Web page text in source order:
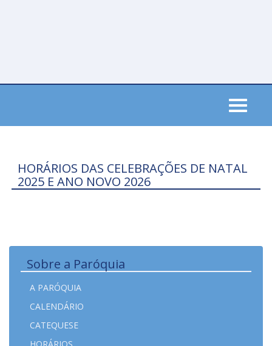
Toggle
HORÁRIOS DAS CELEBRAÇÕES DE NATAL
2025 E ANO NOVO 2026
Sobre a Paróquia
A PARÓQUIA
CALENDÁRIO
CATEQUESE